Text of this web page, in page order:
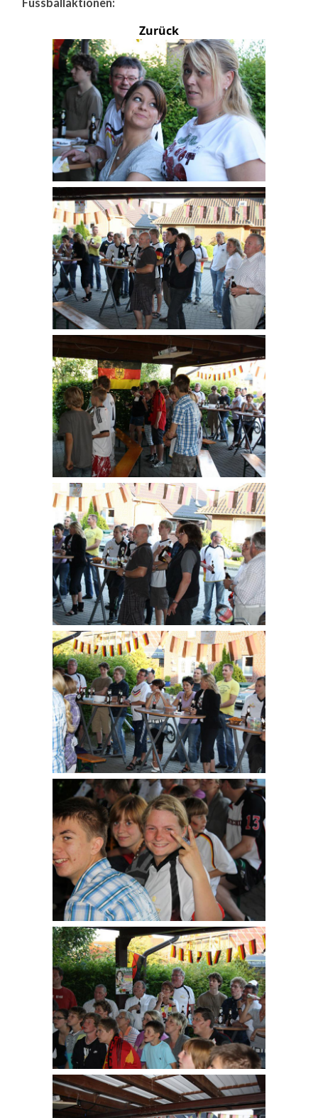
Fussballaktionen:
Zurück